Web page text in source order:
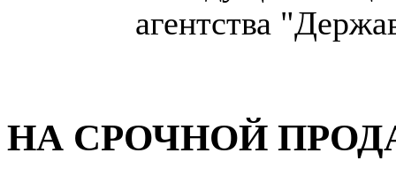
агентства
НА СРОЧНОЙ